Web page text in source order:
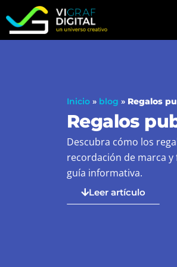
al
contenido
Inicio » blog » Regalos
Regalos
Descubra cómo los
recordación de marca
guía informativa.
Leer artículo